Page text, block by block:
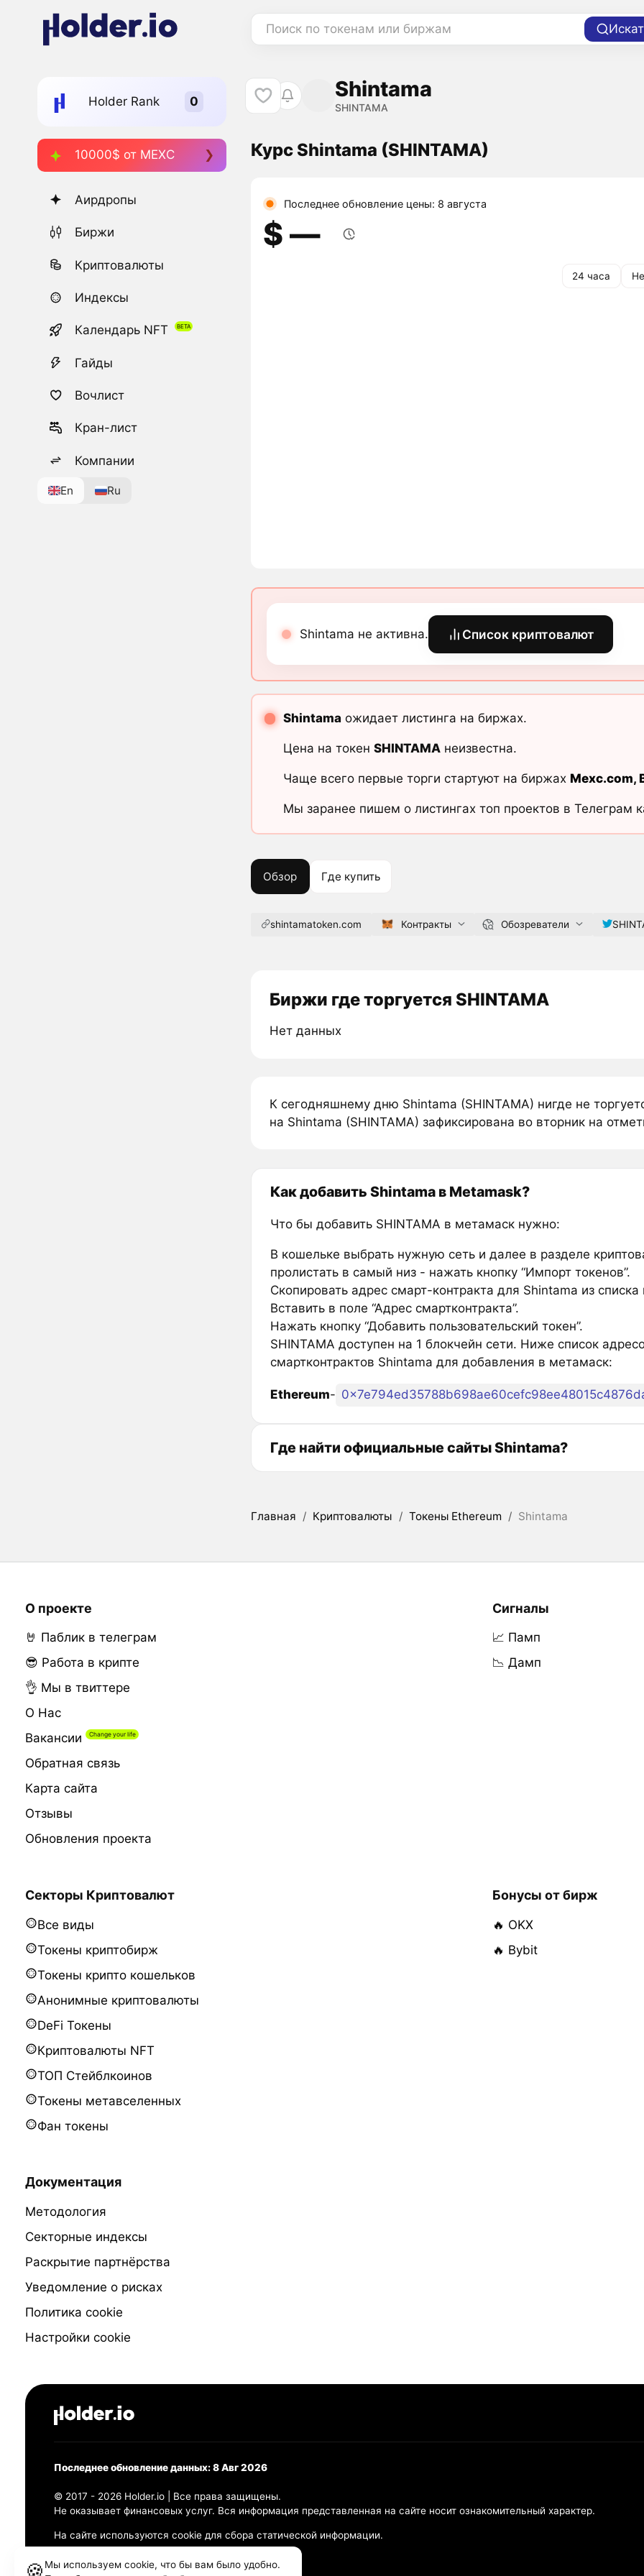
Поиск по токенам или биржам
Holder Rank
10000$ от MEXC
Аирдропы
Биржи
Криптовалюты
Индексы
Календарь NFT
Гайды
Вочлист
Кран-лист
Компании
En Ru
Shintama
SHINTAMA
Курс Shintama (SHINTAMA)
Последнее обновление цены: 8 августа
$ ―
24 часа
Shintama не активна. Список криптовалют
Shintama ожидает листинга на биржах.
Цена на токен SHINTAMAнеизвестна.
Чаще всего первые торги стартуют на биржах Mexc.com,
Мы заранее пишем о листингах топ проектов в Телеграм
Обзор Где купить
shintamatoken.com Контракты Обозреватели
Биржи где торгуется SHINTAMA
Нет данных
К сегодняшнему дню Shintama (SHINTAMA) нигде не
на Shintama (SHINTAMA) зафиксирована во вторник на
Как добавить Shintama в Metamask?
Что бы добавить SHINTAMA в метамаск нужно:
В кошельке выбрать нужную сеть и далее в разделе
пролистать в самый низ - нажать кнопку “Импорт токенов”.
Скопировать адрес смарт-контракта для Shintama из
Вставить в поле “Адрес смартконтракта”.
Нажать кнопку “Добавить пользовательский токен”.
SHINTAMA доступен на 1 блокчейн сети. Ниже список
смартконтрактов Shintama для добавления в метамаск:
Ethereum-
Где найти официальные сайты Shintama?
Главная / Криптовалюты / Токены Ethereum / Shintama
О проекте
🤘 Паблик в телеграм
😎 Работа в крипте
👌 Мы в твиттере
О Нас
Вакансии
Обратная связь
Карта сайта
Отзывы
Обновления проекта
Сигналы
📈 Памп
📉 Дамп
Секторы Криптовалют
Все виды
Токены криптобирж
Токены крипто кошельков
Анонимные криптовалюты
DeFi Токены
Криптовалюты NFT
ТОП Стейблкоинов
Токены метавселенных
Фан токены
Бонусы от бирж
🔥 OKX
🔥 Bybit
Документация
Методология
Секторные индексы
Раскрытие партнёрства
Уведомление о рисках
Политика cookie
Настройки cookie
Последнее обновление данных: 8 Авг 2026
© 2017 - 2026 Holder.io | Все права защищены.
Не оказывает финансовых услуг. Вся информация представленная на сайте носит ознакомительный характер.
На сайте используются cookie для сбора статической информации.
Политика конфиденциальности
Мы используем cookie, что бы вам было удобно.